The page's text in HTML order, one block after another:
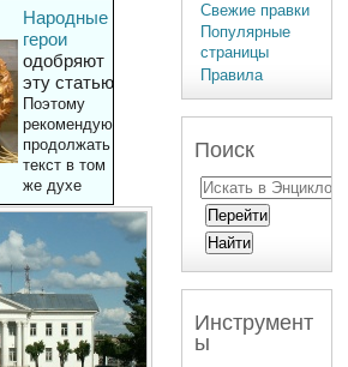
Народные
герои
одобряют
эту статью
Поэтому
рекомендуют
продолжать
текст в том
же духе
Свежие правки
Популярные
страницы
Правила
Поиск
Инструмент
ы